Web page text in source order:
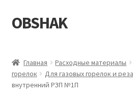
Перейти
к
Перейти
к
OBSHAK
Категории
Главная Расходные материалы
горелок
Для газовых горелок и
внутренний РЗП №1П